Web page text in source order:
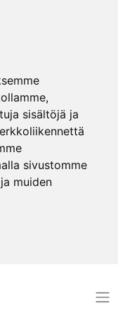
sisältöjä ja
sivustomme
muiden